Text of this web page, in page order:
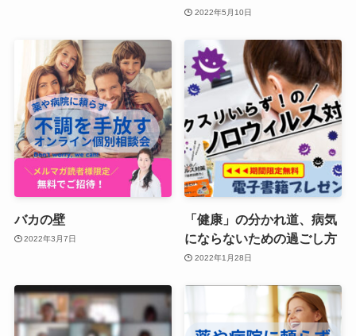
2022年5月10日
バカの壁
2022年3月7日
「健康」の分かれ道、病気
にならないための過ごし方
2022年1月28日